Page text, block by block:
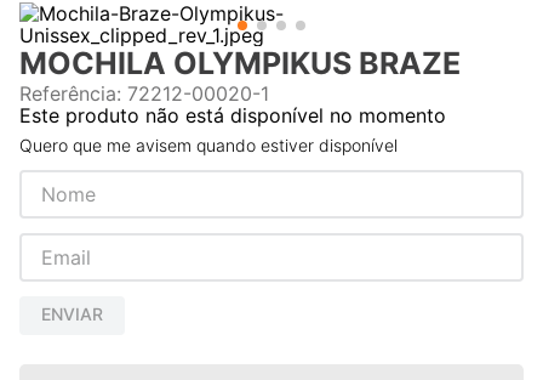
MOCHILA OLYMPIKUS BRAZE
Referência: 72212-00020-1
Este produto não está disponível no momento
Quero que me avisem quando estiver disponível
ENVIAR
5º tenis